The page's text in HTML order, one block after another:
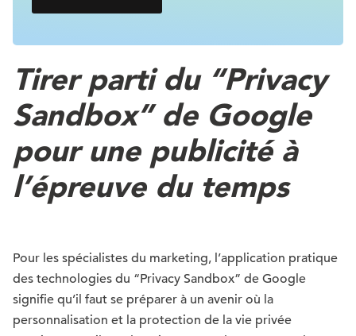
Tirer parti du “Privacy
Sandbox” de Google
pour une publicité à
l’épreuve du temps
Pour les spécialistes du marketing, l’application pratique
des technologies du “Privacy Sandbox” de Google
signifie qu’il faut se préparer à un avenir où la
personnalisation et la protection de la vie privée